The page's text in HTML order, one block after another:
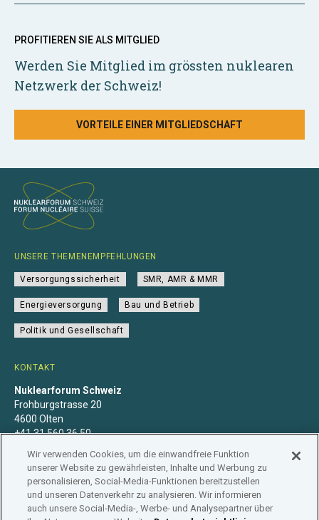
PROFITIEREN SIE ALS MITGLIED
Werden Sie Mitglied im grössten nuklearen
Netzwerk der Schweiz!
VORTEILE EINER MITGLIEDSCHAFT
KONTAKT
Nuklearforum Schweiz
Frohburgstrasse 20
4600 Olten
+41 31 560 36 50
UNSERE THEMENEMPFEHLUNGEN
Versorgungssicherheit SMR, AMR & MMR
Energieversorgung Bau und Betrieb
Politik und Gesellschaft
Datenschutzerklärung Impressum Mitgliedschaft
Wir verwenden Cookies, um die einwandfreie Funktion
unserer Website zu gewährleisten, Inhalte und Werbung zu
personalisieren, Social-Media-Funktionen bereitzustellen
und unseren Datenverkehr zu analysieren. Wir informieren
auch unsere Social-Media-, Werbe- und Analysepartner über